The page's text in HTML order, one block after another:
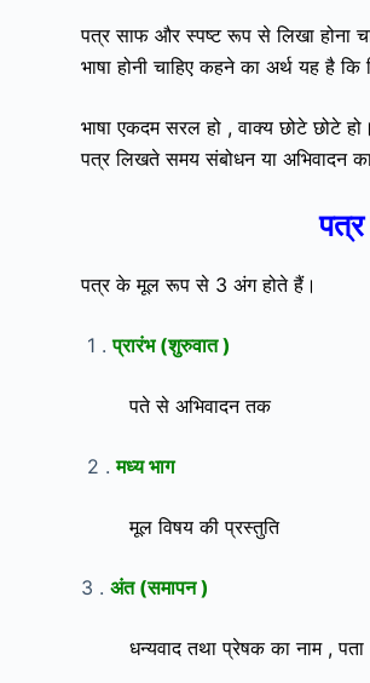
पत्र साफ और स्पष्ट रूप से लिखा होना
भाषा होनी चाहिए कहने का अर्थ यह है
भाषा एकदम सरल हो , वाक्य छोटे छोटे
पत्र लिखते समय संबोधन या अभिवादन
पत्र के मूल रूप से 3 अंग होते हैं।
1 .प्रारंभ (शुरुवात )
पते से अभिवादन तक
2 .मध्य भाग
मूल विषय की प्रस्तुति
3 .अंत (समापन )
धन्यवाद तथा प्रेषक का नाम , पता